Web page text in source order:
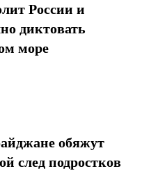
России и
диктовать
море
обяжут
след подростков